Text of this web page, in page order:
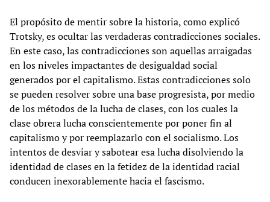
El propósito de mentir sobre la historia, como explicó
Trotsky, es ocultar las verdaderas contradicciones sociales.
En este caso, las contradicciones son aquellas arraigadas
en los niveles impactantes de desigualdad social
generados por el capitalismo. Estas contradicciones solo
se pueden resolver sobre una base progresista, por medio
de los métodos de la lucha de clases, con los cuales la
clase obrera lucha conscientemente por poner fin al
capitalismo y por reemplazarlo con el socialismo. Los
intentos de desviar y sabotear esa lucha disolviendo la
identidad de clases en la fetidez de la identidad racial
conducen inexorablemente hacia el fascismo.